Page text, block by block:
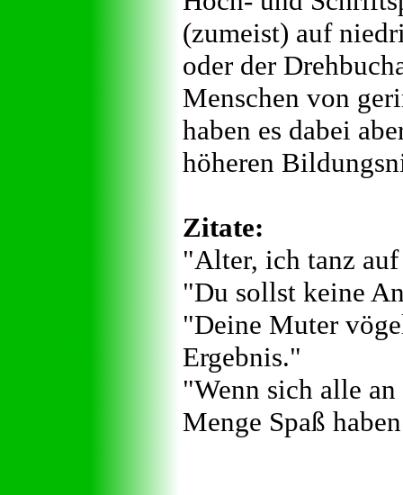
(zumeist) auf
oder der
Menschen von
haben es dabei
höheren
Zitate:
"Alter, ich tanz
"Du sollst keine
"Deine Muter
Ergebnis."
"Wenn sich alle
Menge Spaß